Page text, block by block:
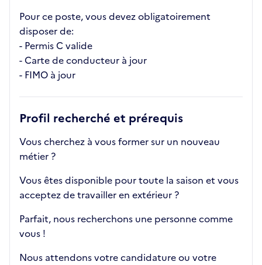
Pour ce poste, vous devez obligatoirement
disposer de:
- Permis C valide
- Carte de conducteur à jour
- FIMO à jour
Profil recherché et prérequis
Vous cherchez à vous former sur un nouveau
métier ?
Vous êtes disponible pour toute la saison et vous
acceptez de travailler en extérieur ?
Parfait, nous recherchons une personne comme
vous !
Nous attendons votre candidature ou votre